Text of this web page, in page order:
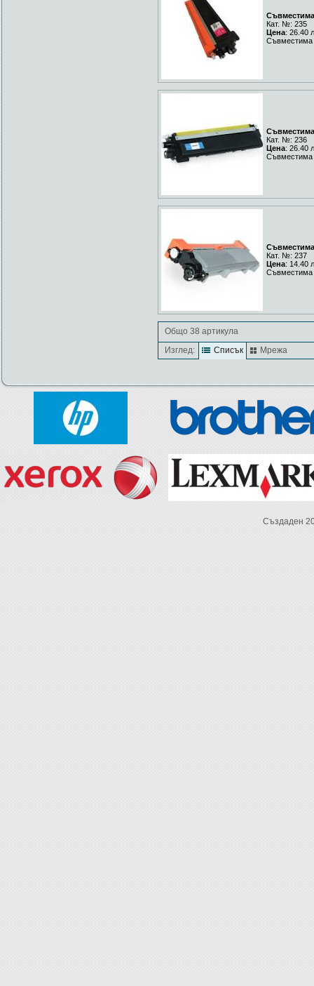
Кат. №: 235
Цена: 26.40
Съвместима
Съвместима
Кат. №: 236
Цена: 26.40
Съвместима
Съвместима
Кат. №: 237
Цена: 14.40
Съвместима
Общо 38 артикула
Изглед:
Списък Мрежа
Създаден